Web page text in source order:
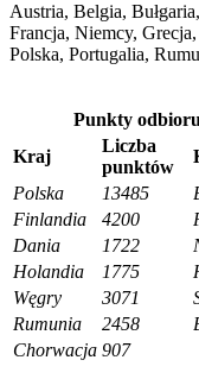
Austria, Belgia,
Francja, Niemcy,
Polska, Portugalia,
Punkty
Kraj
Liczba
punktów
Polska
13485
Finlandia
4200
Dania
1722
Holandia
1775
Węgry
3071
Rumunia
2458
Chorwacja 907